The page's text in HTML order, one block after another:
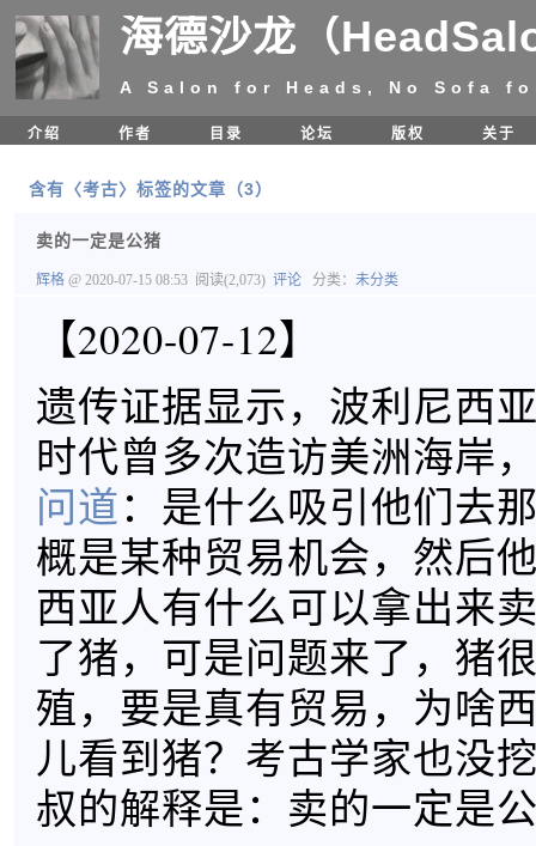
海德沙龙（
A Salon for Heads, No Sofa
介绍 作者 目录 论坛 版权 关于
含有〈考古〉标签的文章（3）
卖的一定是公猪
辉格 @ 2020-07-15 08:53 阅读(2,073) 评论 分类： 未分类
【2020-07-12】
遗传证据显示，波利尼西
时代曾多次造访美洲海岸
问道：是什么吸引他们去
概是某种贸易机会，然后
西亚人有什么可以拿出来
了猪，可是问题来了，猪
殖，要是真有贸易，为啥
儿看到猪？考古学家也没
叔的解释是：卖的一定是